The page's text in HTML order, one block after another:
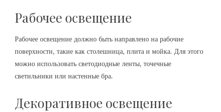
Рабочее освещение
Рабочее освещение должно быть направлено на рабочие
поверхности, такие как столешница, плита и мойка. Для этого
можно использовать светодиодные ленты, точечные
светильники или настенные бра.
Декоративное освещение